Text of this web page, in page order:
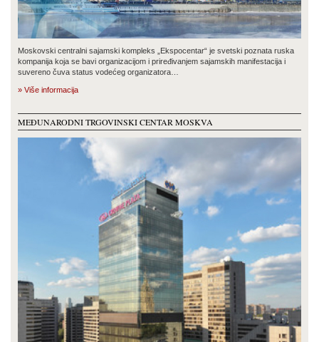
Moskovski centralni sajamski kompleks „Ekspocentar“ je svetski poznata ruska
kompanija koja se bavi organizacijom i priređivanjem sajamskih manifestacija i
suvereno čuva status vodećeg organizatora…
» Više informacija
MEĐUNARODNI TRGOVINSKI CENTAR MOSKVA